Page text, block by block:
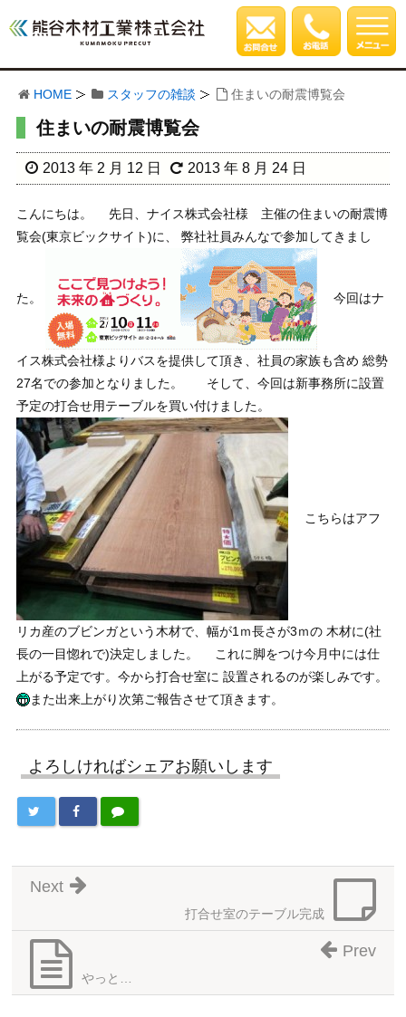
HOME スタッフの雑談 住まいの耐震博覧会
住まいの耐震博覧会
2013 年 2 月 12 日 2013 年 8 月 24 日
こんにちは。 先日、ナイス株式会社様 主催の住まいの耐震博
覧会(東京ビックサイト)に、 弊社社員みんなで参加してきまし
た。 今回はナ
イス株式会社様よりバスを提供して頂き、社員の家族も含め 総勢
27名での参加となりました。 そして、今回は新事務所に設置
予定の打合せ用テーブルを買い付けました。
こちらはアフ
リカ産のブビンガという木材で、幅が1ｍ長さが3ｍの 木材に(社
長の一目惚れで)決定しました。 これに脚をつけ今月中には仕
上がる予定です。今から打合せ室に 設置されるのが楽しみです。
また出来上がり次第ご報告させて頂きます。
よろしければシェアお願いします
打合せ室のテーブル完成
Next
やっと…
Prev